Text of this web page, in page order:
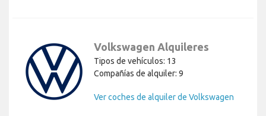
Volkswagen Alquileres
Tipos de vehículos: 13
Compañías de alquiler: 9
Ver coches de alquiler de Volkswagen